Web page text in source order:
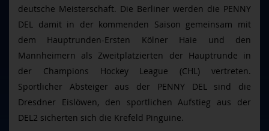
deutsche Meisterschaft. Die Berliner werden die PENNY
DEL damit in der kommenden Saison gemeinsam mit
dem Hauptrunden-Ersten Kölner Haie und den
Mannheimern als Zweitplatzierten der Hauptrunde in
der Champions Hockey League (CHL) vertreten.
Sportlicher Absteiger aus der PENNY DEL sind die
Dresdner Eislöwen, den sportlichen Aufstieg aus der
DEL2 sicherten sich die Krefeld Pinguine.